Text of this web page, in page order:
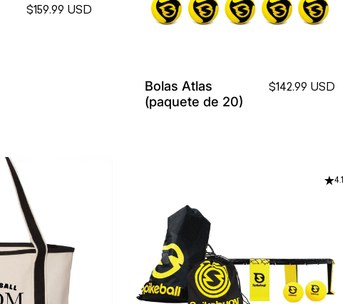
$159.99 USD
Bolas Atlas
(paquete de 20)
$142.99 USD
4.1